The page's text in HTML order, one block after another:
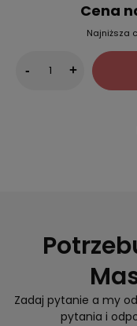
Cena
Najniższa
- +
Zadaj pytanie a my
pytania i